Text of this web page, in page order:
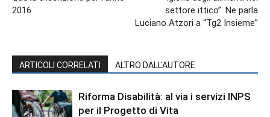
2016
settore ittico”. Ne parla
Luciano Atzori a “Tg2 Insieme”
ARTICOLI CORRELATI ALTRO DALL'AUTORE
Riforma Disabilità: al via i servizi INPS
per il Progetto di Vita